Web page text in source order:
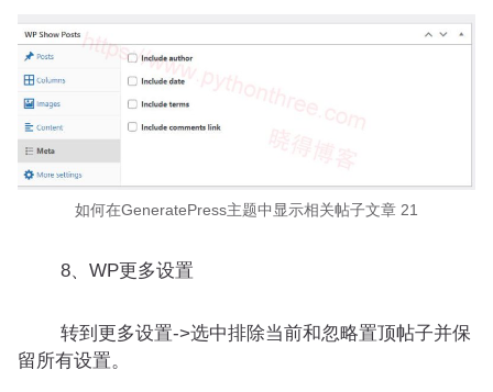
如何在GeneratePress主题中显示相关帖子文章 21
8、WP更多设置
转到更多设置->选中排除当前和忽略置顶帖子并保
留所有设置。